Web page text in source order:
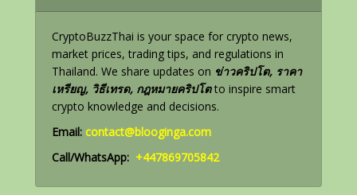
CryptoBuzzThai is your space for crypto news,
market prices, trading tips, and regulations in
Thailand. We share updates on ข่าวคริปโต, ราคา
เหรียญ, วิธีเทรด, กฎหมายคริปโต to inspire smart
crypto knowledge and decisions.
Email: contact@blooginga.com
Call/WhatsApp: +447869705842